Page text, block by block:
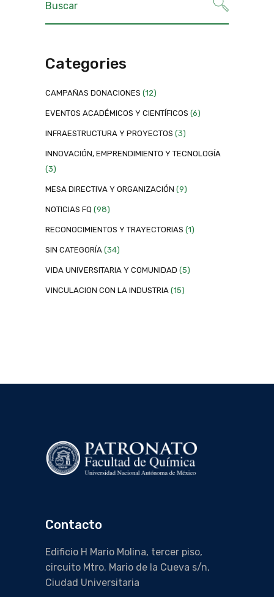
Categories
CAMPAÑAS DONACIONES (12)
EVENTOS ACADÉMICOS Y CIENTÍFICOS (6)
INFRAESTRUCTURA Y PROYECTOS (3)
INNOVACIÓN, EMPRENDIMIENTO Y TECNOLOGÍA
(3)
MESA DIRECTIVA Y ORGANIZACIÓN (9)
NOTICIAS FQ (98)
RECONOCIMIENTOS Y TRAYECTORIAS (1)
SIN CATEGORÍA (34)
VIDA UNIVERSITARIA Y COMUNIDAD (5)
VINCULACION CON LA INDUSTRIA (15)
Contacto
Edificio H Mario Molina, tercer piso,
circuito Mtro. Mario de la Cueva s/n,
Ciudad Universitaria